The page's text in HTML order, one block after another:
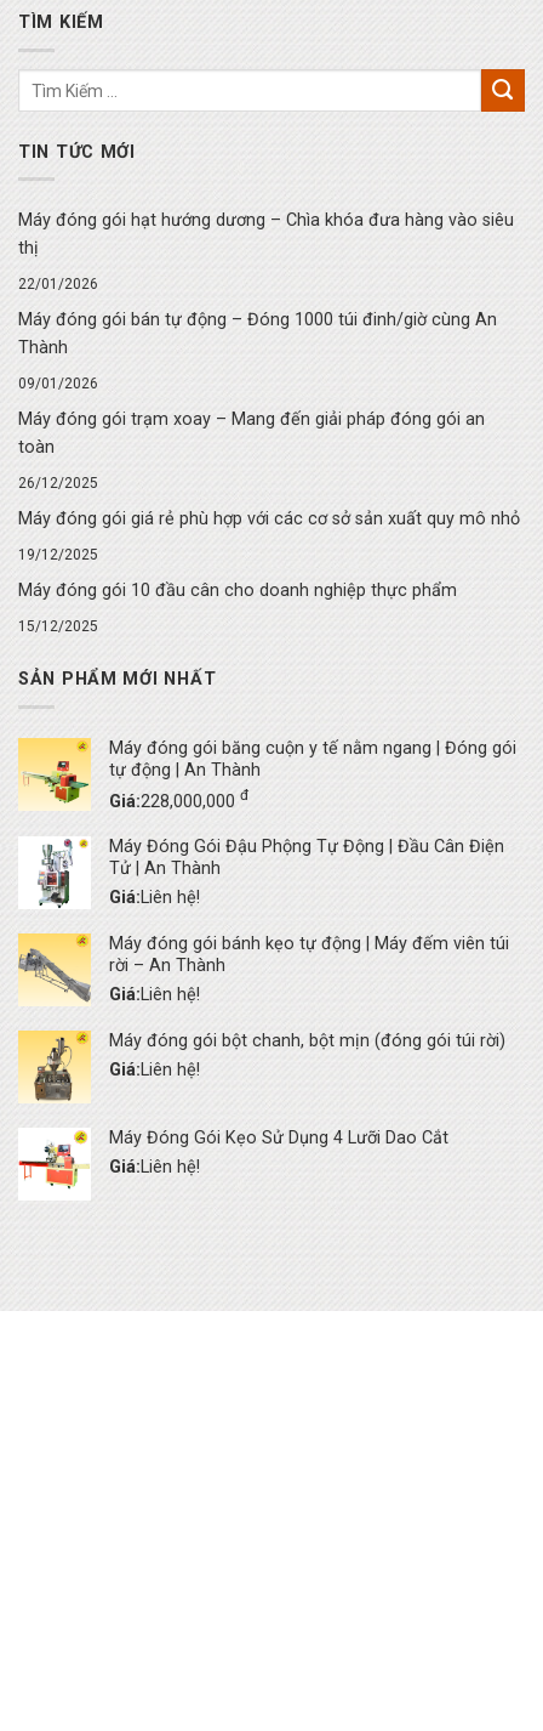
TÌM KIẾM
TIN TỨC MỚI
Máy đóng gói hạt hướng dương – Chìa khóa đưa hàng vào siêu
thị
22/01/2026
Máy đóng gói bán tự động – Đóng 1000 túi đinh/giờ cùng An
Thành
09/01/2026
Máy đóng gói trạm xoay – Mang đến giải pháp đóng gói an
toàn
26/12/2025
Máy đóng gói giá rẻ phù hợp với các cơ sở sản xuất quy mô nhỏ
19/12/2025
Máy đóng gói 10 đầu cân cho doanh nghiệp thực phẩm
15/12/2025
SẢN PHẨM MỚI NHẤT
Máy đóng gói băng cuộn y tế nằm ngang | Đóng gói
tự động | An Thành
Giá:228,000,000 đ
Máy Đóng Gói Đậu Phộng Tự Động | Đầu Cân Điện
Tử | An Thành
Giá:Liên hệ!
Máy đóng gói bánh kẹo tự động | Máy đếm viên túi
rời – An Thành
Giá:Liên hệ!
Máy đóng gói bột chanh, bột mịn (đóng gói túi rời)
Giá:Liên hệ!
Máy Đóng Gói Kẹo Sử Dụng 4 Lưỡi Dao Cắt
Giá:Liên hệ!